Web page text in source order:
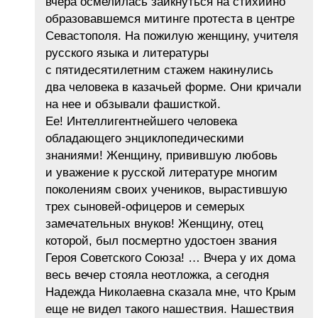
образовавшемся митинге протеста в центре
Севастополя. На пожилую женщину, учителя
русского языка и литературы
с пятидесятилетним стажем накинулись
два человека в казачьей форме. Они кричали
на нее и обзывали фашисткой.
Ее! Интеллигентнейшего человека
обладающего энциклопедическими
знаниями! Женщину, привившую любовь
и уважение к русской литературе многим
поколениям своих учеников, вырастившую
трех сыновей-офицеров и семерых
замечательных внуков! Женщину, отец
которой, был посмертно удостоен звания
Героя Советского Союза! … Вчера у их дома
весь вечер стояла неотложка, а сегодня
Надежда Николаевна сказала мне, что Крым
еще не видел такого нашествия. Нашествия